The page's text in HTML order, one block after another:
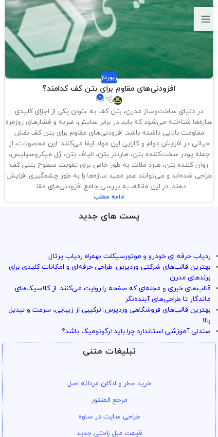
رپورتاژ
افزودنی‌های مقاوم برای بتن کف کدامند؟
0
در دنیای ساخت‌وساز مدرن، بتن کف به عنوان یکی از اجزای کلیدی
سازه‌ها شناخته می‌شود که باید در برابر سایش، ضربه و فشارهای روزمره
مقاومت بالایی داشته باشد. افزودنی‌های مقاوم برای بتن کف نقش
حیاتی در افزایش دوام و کارایی این مواد ایفا می‌کنند. این محصولات، از
جمله پودر سخت‌کننده بتن، هاردنر بتن، الیاف بتن، ژل میکروسیلیس،
روان کننده بتن، هارد ملات به طور خاص برای تقویت سطوح بتنی کف
طراحی شده‌اند و می‌توانند عمر مفید سازه‌ها را به طور چشمگیری افزایش
دهند. در این مقاله، به بررسی جامع افزودنی‌های مقا...
ادامه مطلب
پست های جدید
.
ردیاب حرفه ای خودرو و موتورسیکلت بهمراه ردیاب پرتال
بهترین قالب‌های شرکتی وردپرس: طراحی حرفه‌ای و امکانات کلیدی برای
برندهای مدرن
قالب‌های خبری و مجله‌ای که صفحه را روایت می‌کنند: از کلاسیک‌های
ماندگار تا طراحی‌های آینده‌نگر
بهترین قالب‌های فروشگاهی وردپرس: ترکیبی از زیبایی، سرعت و تبدیل
بالا
صندلی آموزشی استاندارد چرا باید ارگونومیک باشد؟
تبلیغات متنی
خرید عطر و ادکلن مردانه اصل
مرجع المنتور
طراحی سایت در ساوه
قیمت مبل راحتی جدید